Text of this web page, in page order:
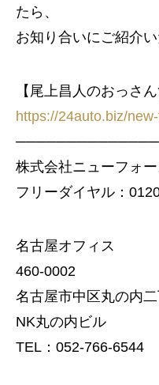
たら、
お知り合いにご紹介
【尾上昌人のおっさ
https://24auto.biz/
株式会社ニューフォー
フリーダイヤル：
名古屋オフィス
460-0002
名古屋市中区丸の内
NK丸の内ビル
TEL：052-766-6544